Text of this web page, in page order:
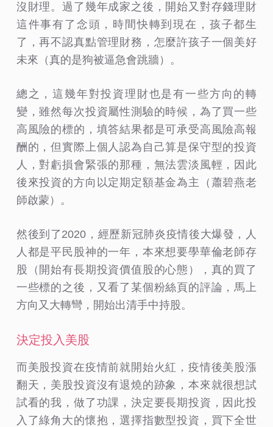
沒財理。過了幾年成家之後，開始又對存錢理財
這件事有了念頭，時間快轉到現在，孩子都生
了，再不認真點管理財務，怎麼許孩子一個美好
未來（真的是狗被逼急會跳牆）。
總之，這幾年對投資理財也是有一些方向的轉
變，雖然每次投資屬性測驗的時候，為了買一些
高風險的標的，填答結果都是可承受高風險高報
酬的，但實際上個人認為自己算是保守型的投資
人，對虧損會緊張的那種，無法雲淡風輕，因此
後來投資的方向以定期定額基金為主（蕭碧燕老
師啟蒙）。
然後到了2020，經歷新冠肺炎疫情後大爆發，人
人都是平民股神的一年，本來想要學華倫老師存
股（開始有長期投資價值股的心態），真的買了
一些標的之後，又看了某個粉絲頁的評論，馬上
方向又大轉彎，開始出清手中持股。
決定投入美股
而美股投資在疫情前就開始火紅，疫情後美股漲
翻天，美股投資沒有退燒的跡象，本來就很想試
試看的我，做了功課，決定要長期投資，因此投
入了綠角大的懷抱，選擇指數型投資，買下全世